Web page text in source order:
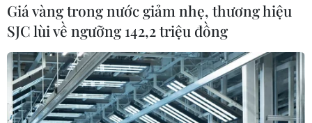
Giá vàng trong nước giảm nhẹ, thương hiệu
SJC lùi về ngưỡng 142,2 triệu đồng